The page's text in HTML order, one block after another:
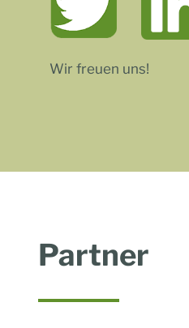
Wir freuen uns!
Partner